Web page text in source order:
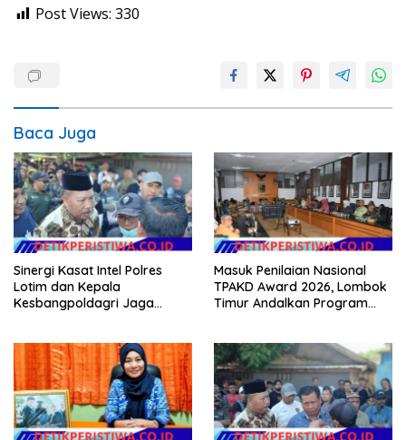
Post Views: 330
Baca Juga
Sinergi Kasat Intel Polres
Lotim dan Kepala
Kesbangpoldagri Jaga
Masuk Penilaian Nasional
TPAKD Award 2026, Lombok
Timur Andalkan Program
Warga